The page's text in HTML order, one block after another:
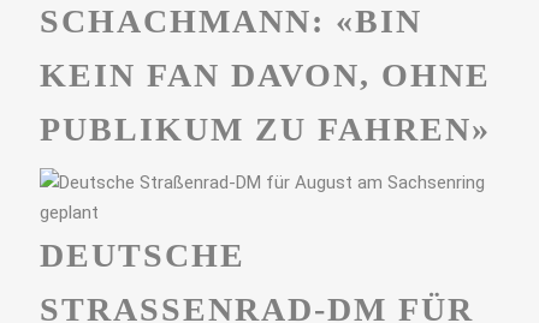
SCHACHMANN: «BIN
KEIN FAN DAVON, OHNE
PUBLIKUM ZU FAHREN»
DEUTSCHE
STRASSENRAD-DM FÜR A